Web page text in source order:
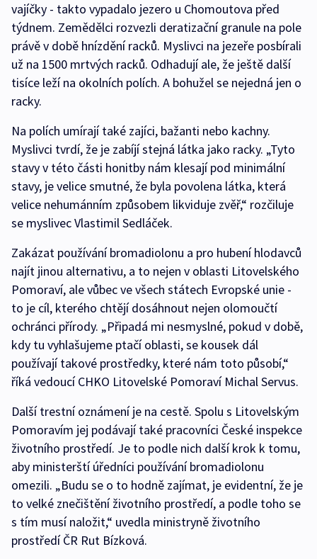
vajíčky - takto vypadalo jezero u Chomoutova před
týdnem. Zemědělci rozvezli deratizační granule na pole
právě v době hnízdění racků. Myslivci na jezeře posbírali
už na 1500 mrtvých racků. Odhadují ale, že ještě další
tisíce leží na okolních polích. A bohužel se nejedná jen o
racky.
Na polích umírají také zajíci, bažanti nebo kachny.
Myslivci tvrdí, že je zabíjí stejná látka jako racky. „Tyto
stavy v této části honitby nám klesají pod minimální
stavy, je velice smutné, že byla povolena látka, která
velice nehumánním způsobem likviduje zvěř,“ rozčiluje
se myslivec Vlastimil Sedláček.
Zakázat používání bromadiolonu a pro hubení hlodavců
najít jinou alternativu, a to nejen v oblasti Litovelského
Pomoraví, ale vůbec ve všech státech Evropské unie -
to je cíl, kterého chtějí dosáhnout nejen olomoučtí
ochránci přírody. „Připadá mi nesmyslné, pokud v době,
kdy tu vyhlašujeme ptačí oblasti, se kousek dál
používají takové prostředky, které nám toto působí,“
říká vedoucí CHKO Litovelské Pomoraví Michal Servus.
Další trestní oznámení je na cestě. Spolu s Litovelským
Pomoravím jej podávají také pracovníci České inspekce
životního prostředí. Je to podle nich další krok k tomu,
aby ministerští úředníci používání bromadiolonu
omezili. „Budu se o to hodně zajímat, je evidentní, že je
to velké znečištění životního prostředí, a podle toho se
s tím musí naložit,“ uvedla ministryně životního
prostředí ČR Rut Bízková.